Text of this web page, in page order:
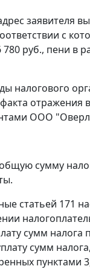
заявителя
с
руб., пени в
налогового
отражения
ООО
сумму
статьей 171
сумм налога
сумм
пунктами 3